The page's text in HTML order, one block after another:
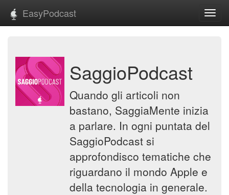
EasyPodcast
SaggioPodcast
Quando gli articoli non
bastano, SaggiaMente inizia
a parlare. In ogni puntata del
SaggioPodcast si
approfondisco tematiche che
riguardano il mondo Apple e
della tecnologia in generale.